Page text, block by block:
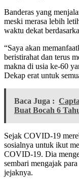
Banderas yang
meski merasa lebih
waktu dekat
“Saya akan
beristirahat dan terus
makna di usia ke-60
Dekap erat untuk
Baca Juga :
Buat Bocah 6
Sejak COVID-19
sosialnya untuk ikut
COVID-19. Dia
sembari mengajak
jejaknya.